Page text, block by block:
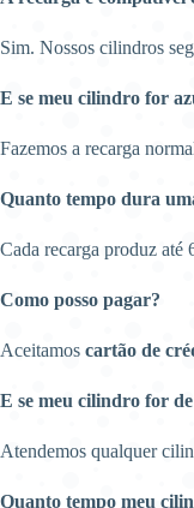
Sim. Nossos cilindros
E se meu cilindro for
Fazemos a recarga
Quanto tempo dura
Cada recarga produz até
Como posso pagar?
Aceitamos cartão de
E se meu cilindro for
Atendemos qualquer
Quanto tempo meu